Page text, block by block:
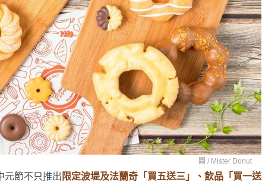
圖 / Mister Donut
元節不只推出 限定波堤及法蘭奇「買五送三」、飲品「買一送